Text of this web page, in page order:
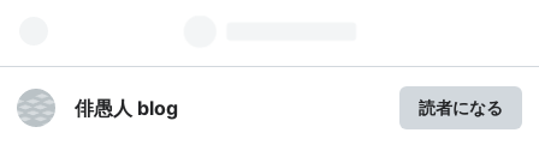
俳愚人 blog 読者になる